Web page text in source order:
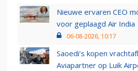
Nieuwe ervaren CEO
voor geplaagd Air India
06-08-2026, 10:17
Saoedi’s kopen
Aviapartner op Luik